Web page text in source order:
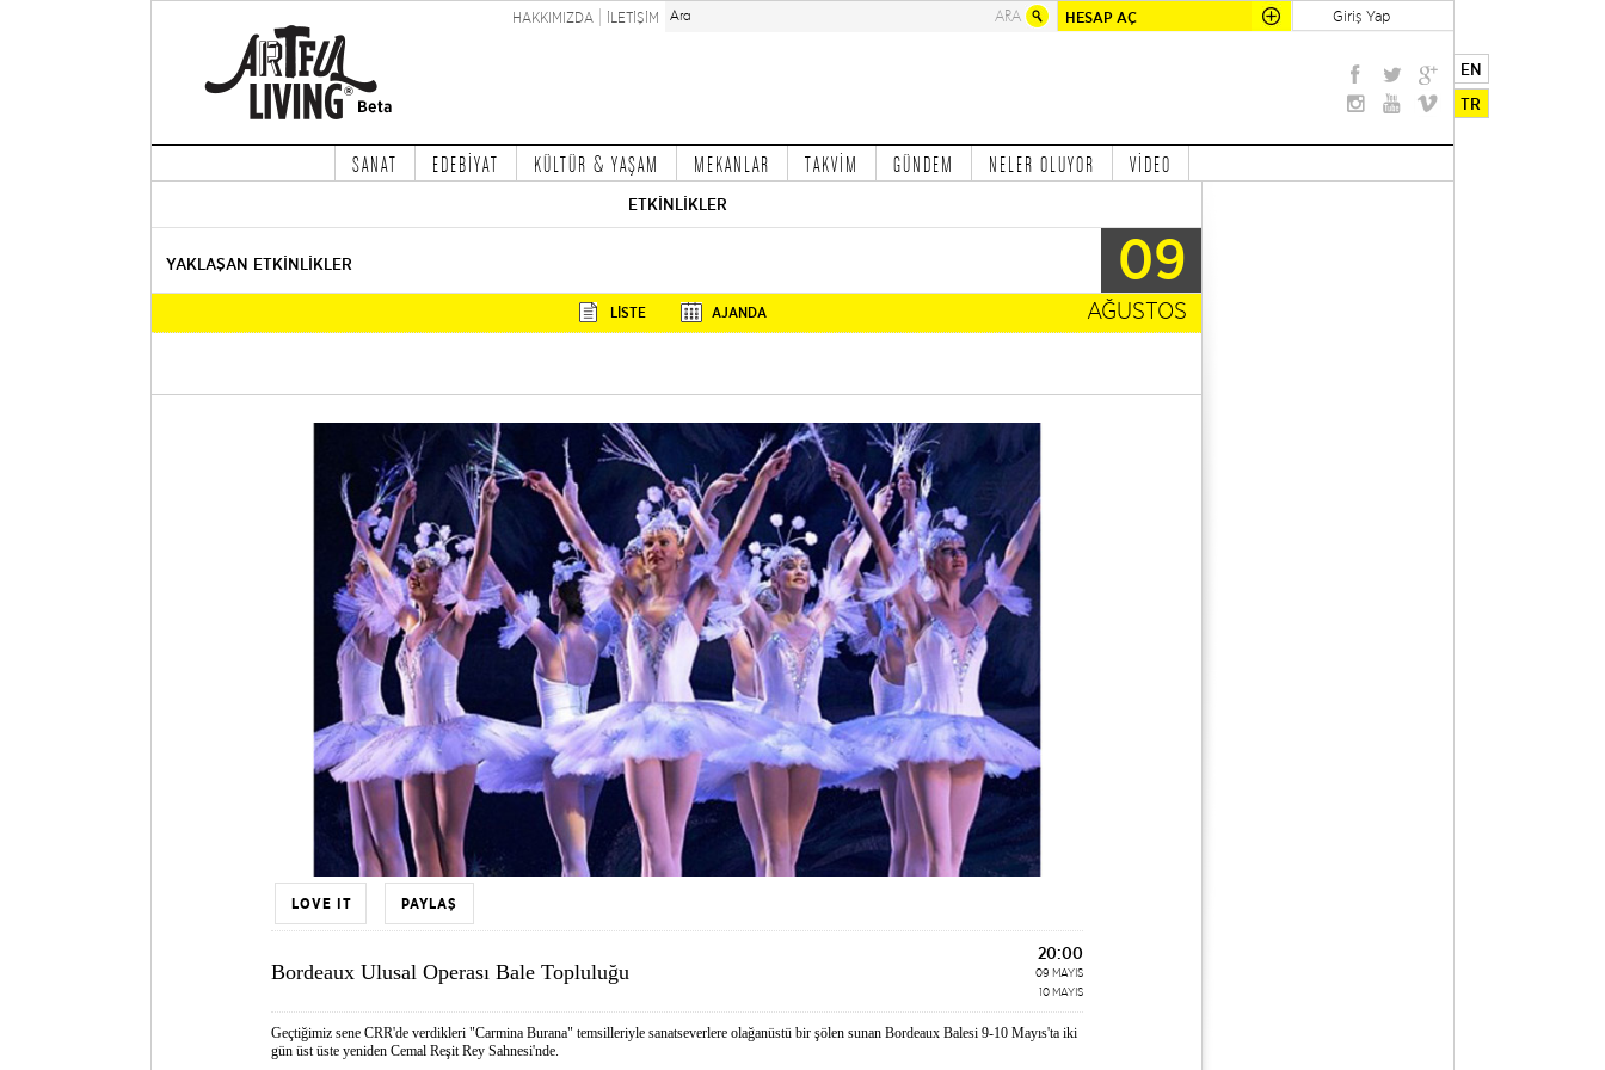
HESAP AÇ Giriş Yap
HAKKIMIZDA İLETİŞİM
EN
TR
SANAT EDEBİYAT KÜLTÜR & YAŞAM MEKANLAR TAKVİM GÜNDEM NELER OLUYOR VİDEO
ETKİNLİKLER
YAKLAŞAN ETKİNLİKLER 09
LİSTE AJANDA AĞUSTOS
LOVE IT PAYLAŞ
Bordeaux Ulusal Operası Bale Topluluğu
20:00
09 MAYIS
10 MAYIS
Geçtiğimiz sene CRR'de verdikleri "Carmina Burana" temsilleriyle sanatseverlere olağanüstü bir şölen sunan Bordeaux Balesi 9-10 Mayıs'ta iki
gün üst üste yeniden Cemal Reşit Rey Sahnesi'nde.